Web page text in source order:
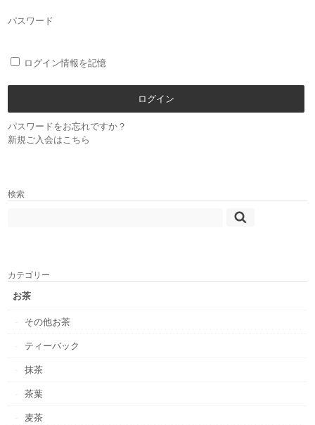
パスワード
ログイン情報を記憶
パスワードをお忘れですか？
新規ご入会はこちら
検索
カテゴリー
お茶
その他お茶
ティーバック
抹茶
茶葉
麦茶